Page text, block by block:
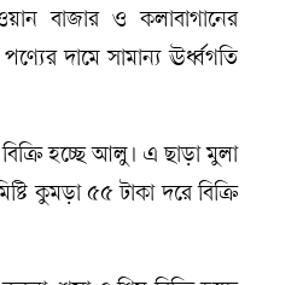
বাজার ও কলাবাগানের
দামে সামান্য ঊর্ধ্বগতি
হচ্ছে আলু। এ ছাড়া মুলা
কুমড়া ৫৫ টাকা দরে বিক্রি